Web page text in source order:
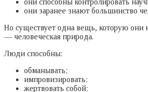
они способны контролировать
они заранее знают большинство
Но существует одна вещь, которую они
— человеческая природа.
Люди способны:
обманывать;
импровизировать;
жертвовать собой;